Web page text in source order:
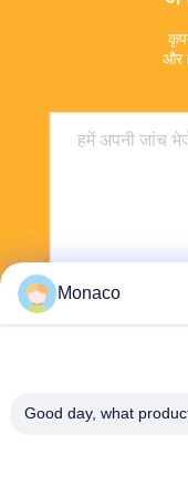
और
Monaco
Good day, what